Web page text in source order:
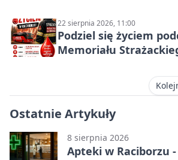
22 sierpnia 2026, 11:00
Podziel się życiem
Memoriału
Ostatnie Artykuły
8 sierpnia 2026
Apteki w Raciborzu